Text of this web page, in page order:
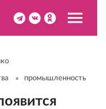
промышленность